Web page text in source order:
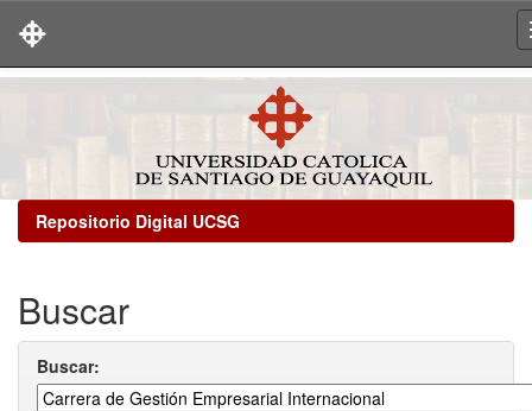
Repositorio Digital UCSG
Buscar
Buscar: